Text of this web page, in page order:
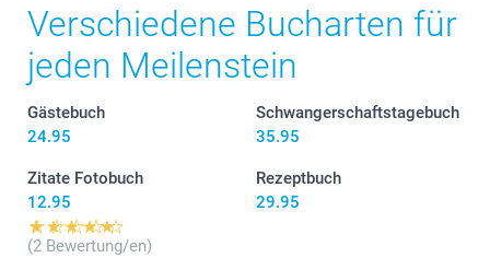
Verschiedene Bucharten für
jeden Meilenstein
Gästebuch
24.95
Schwangerschaftstagebuch
35.95
Zitate Fotobuch
12.95
(2 Bewertung/en)
Rezeptbuch
29.95